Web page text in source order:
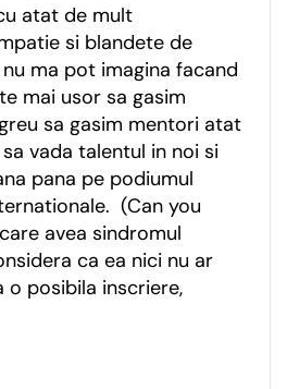
atat de mult
si blandete de
ma pot imagina facand
mai usor sa gasim
sa gasim mentori atat
vada talentul in noi si
pana pe podiumul
(Can you
avea sindromul
ca ea nici nu ar
o posibila inscriere,